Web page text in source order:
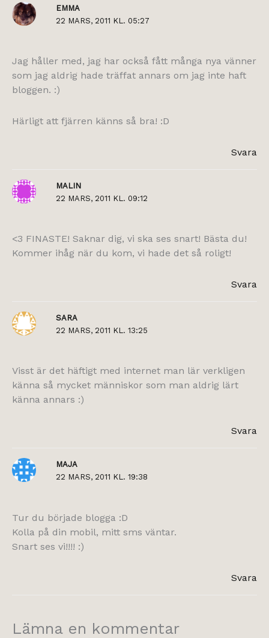
EMMA
22 MARS, 2011 KL. 05:27
Jag håller med, jag har också fått många nya vänner
som jag aldrig hade träffat annars om jag inte haft
bloggen. :)
Härligt att fjärren känns så bra! :D
Svara
MALIN
22 MARS, 2011 KL. 09:12
<3 FINASTE! Saknar dig, vi ska ses snart! Bästa du!
Kommer ihåg när du kom, vi hade det så roligt!
Svara
SARA
22 MARS, 2011 KL. 13:25
Visst är det häftigt med internet man lär verkligen
känna så mycket människor som man aldrig lärt
känna annars :)
Svara
MAJA
22 MARS, 2011 KL. 19:38
Tur du började blogga :D
Kolla på din mobil, mitt sms väntar.
Snart ses vi!!!! :)
Svara
Lämna en kommentar